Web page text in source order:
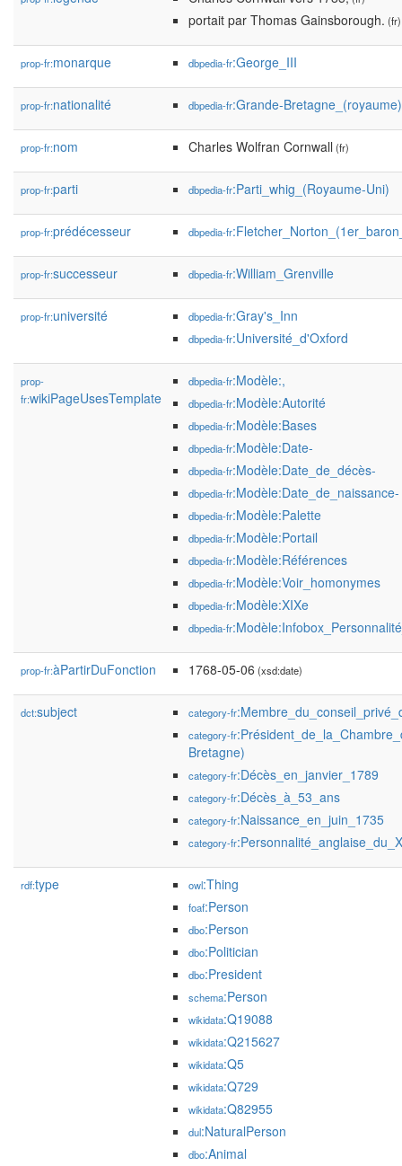
portait par Thomas Gainsborough. (fr)
prop-fr:monarque dbpedia-fr:George_III
prop-fr:nationalité dbpedia-fr:Grande-Bretagne_(royaume)
prop-fr:nom Charles Wolfran Cornwall (fr)
prop-fr:parti dbpedia-fr:Parti_whig_(Royaume-Uni)
prop-fr:prédécesseur dbpedia-fr
prop-fr:successeur dbpedia-fr:William_Grenville
prop-fr:université dbpedia-fr:Gray's_Inn
dbpedia-fr:Université_d'Oxford
prop-
fr:wikiPageUsesTemplate
dbpedia-fr:Modèle:,
dbpedia-fr:Modèle:Autorité
dbpedia-fr:Modèle:Bases
dbpedia-fr:Modèle:Date-
dbpedia-fr:Modèle:Date_de_décès-
dbpedia-fr:Modèle:Date_de_naissance-
dbpedia-fr:Modèle:Palette
dbpedia-fr:Modèle:Portail
dbpedia-fr:Modèle:Références
dbpedia-fr:Modèle:Voir_homonymes
dbpedia-fr:Modèle:XIXe
dbpedia-fr
prop-fr:àPartirDuFonction 1768-05-06 (xsd:date)
dct:subject category-fr
category-fr
Bretagne)
category-fr:Décès_en_janvier_1789
category-fr:Décès_à_53_ans
category-fr:Naissance_en_juin_1735
category-fr
rdf:type owl:Thing
foaf:Person
dbo:Person
dbo:Politician
dbo:President
schema:Person
wikidata:Q19088
wikidata:Q215627
wikidata:Q5
wikidata:Q729
wikidata:Q82955
dul:NaturalPerson
dbo:Animal